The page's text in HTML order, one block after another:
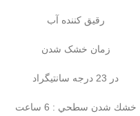
رقیق کننده آب
زمان خشک شدن
در 23 درجه سانتيگراد
خشك شدن سطحي : 6 ساعت